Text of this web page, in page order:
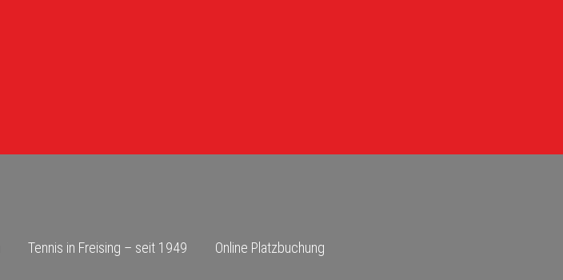
Tennis in Freising – seit 1949
Online Platzbuchung